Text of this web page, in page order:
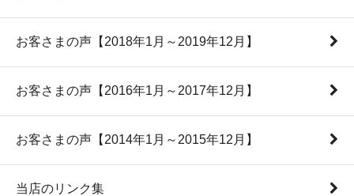
お客さまの声【2018年1月～2019年12月】
お客さまの声【2016年1月～2017年12月】
お客さまの声【2014年1月～2015年12月】
当店のリンク集